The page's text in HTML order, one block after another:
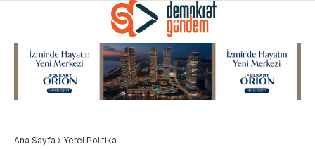
Ana Sayfa › Yerel Politika